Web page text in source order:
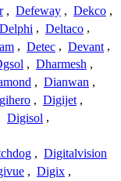
, Defeway , Dekco ,
Delphi , Deltaco ,
, Detec , Devant ,
, Dharmesh ,
, Dianwan ,
, Digijet ,
Digisol ,
, Digitalvision
, Digix ,